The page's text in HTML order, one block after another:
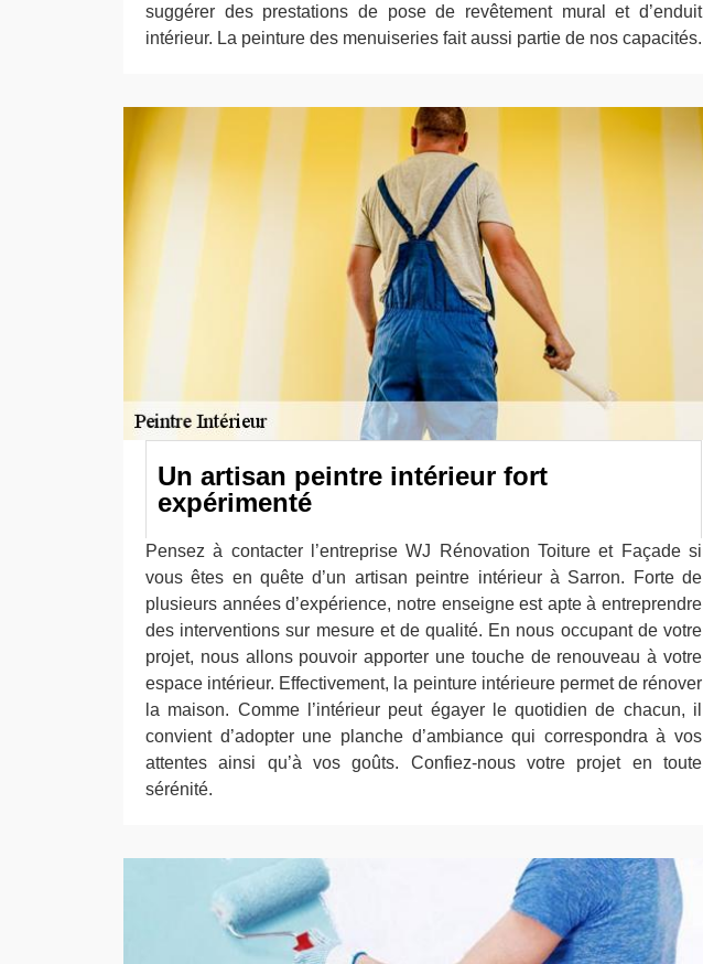
suggérer des prestations de pose de revêtement mural et d’enduit
intérieur. La peinture des menuiseries fait aussi partie de nos capacités.
Un artisan peintre intérieur fort
expérimenté
Pensez à contacter l’entreprise WJ Rénovation Toiture et Façade si
vous êtes en quête d’un artisan peintre intérieur à Sarron. Forte de
plusieurs années d’expérience, notre enseigne est apte à entreprendre
des interventions sur mesure et de qualité. En nous occupant de votre
projet, nous allons pouvoir apporter une touche de renouveau à votre
espace intérieur. Effectivement, la peinture intérieure permet de rénover
la maison. Comme l’intérieur peut égayer le quotidien de chacun, il
convient d’adopter une planche d’ambiance qui correspondra à vos
attentes ainsi qu’à vos goûts. Confiez-nous votre projet en toute
sérénité.